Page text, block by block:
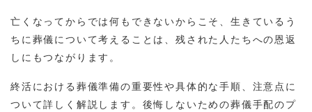
亡くなってからでは何もできないからこそ、生きているう
ちに葬儀について考えることは、残された人たちへの恩返
しにもつながります。
終活における葬儀準備の重要性や具体的な手順、注意点に
ついて詳しく解説します。後悔しないための葬儀手配のプ